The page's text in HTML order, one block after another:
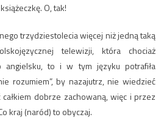
O, tak!
trzydziestolecia więcej niż jedną taką
telewizji, która chociaż
angielsku, to i w tym języku potrafiła
rozumiem”, by nazajutrz, nie wiedzieć
całkiem dobrze zachowaną, więc i przez
kraj (naród) to obyczaj.